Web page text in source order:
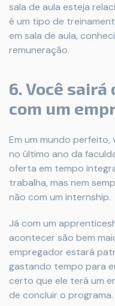
sala de aula esteja
é um tipo de
em sala de aula,
remuneração.
6. Você
com um
Em um mundo
no último ano da
oferta em tempo
trabalha, mas nem
não com um internship.
Já com um
acontecer são bem
empregador estará
gastando tempo para
certo que ele terá um
de concluir o programa.